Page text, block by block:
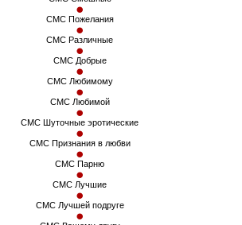
СМС Пожелания
СМС Различные
СМС Добрые
СМС Любимому
СМС Любимой
СМС Шуточные эротические
СМС Признания в любви
СМС Парню
СМС Лучшие
СМС Лучшей подруге